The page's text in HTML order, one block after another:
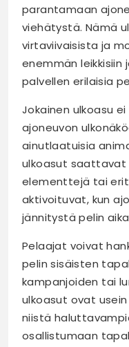
parantamaan
viehätystä. Nämä
virtaviivaisista ja
enemmän leikkisiin
palvellen erilaisia
Jokainen ulkoasu
ajoneuvon
ainutlaatuisia
ulkoasut saattavat
elementtejä tai
aktivoituvat, kun
jännitystä pelin
Pelaajat voivat
pelin sisäisten
kampanjoiden tai
ulkoasut ovat
niistä
osallistumaan